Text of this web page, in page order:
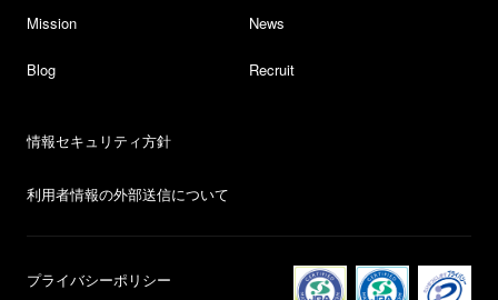
Mission News
Blog Recruit
情報セキュリティ方針
利用者情報の外部送信について
プライバシーポリシー